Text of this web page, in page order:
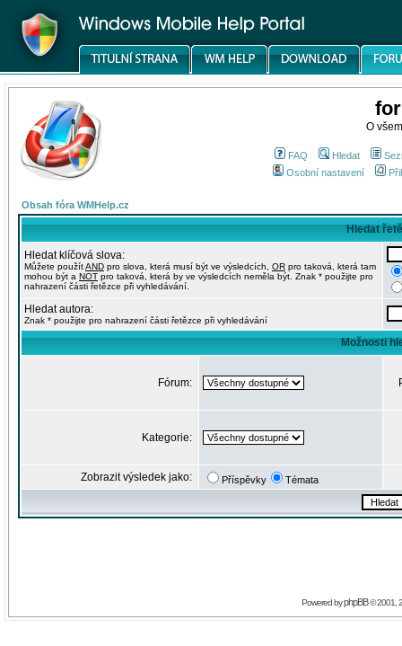
O
FAQ Hledat
Osobní nastavení
Obsah fóra WMHelp.cz
Hledat
Hledat klíčová slova:
Můžete použítAND pro slova, která musí být ve výsledcích, OR pro taková, která tam
mohou být a NOT pro taková, která by ve výsledcích neměla být. Znak * použijte pro
nahrazení části řetězce při vyhledávání.
Hledat autora:
Znak * použijte pro nahrazení části řetězce při vyhledávání
Možnosti
Fórum:
Kategorie:
Zobrazit výsledek jako: Příspěvky Témata
Powered byphpBB© 2001,